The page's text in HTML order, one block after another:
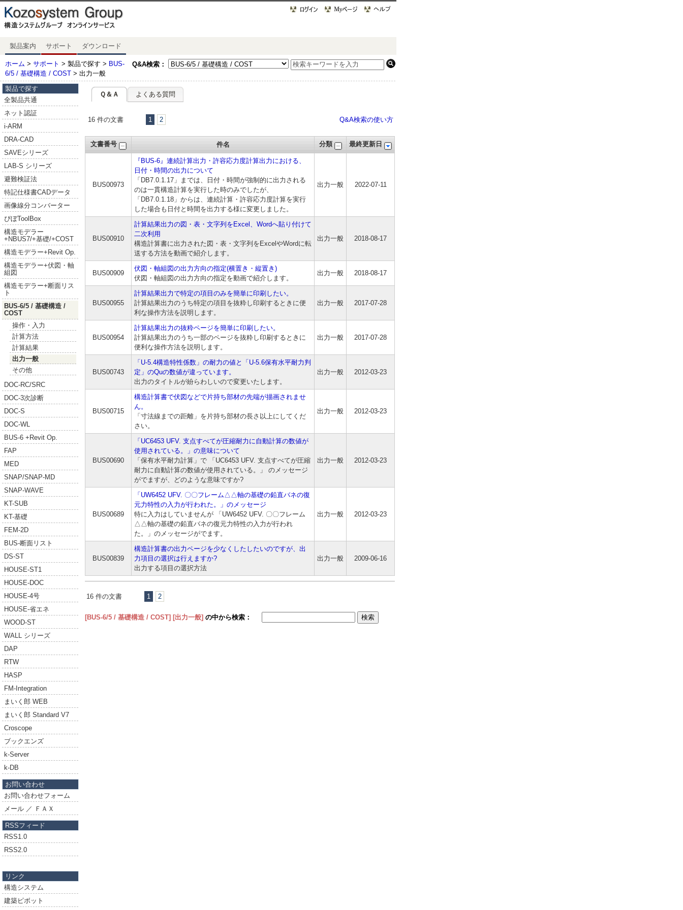
製品案内 サポート ダウンロード
Q&A検索：
ホーム > サポート > 製品で探す > BUS-
6/5 / 基礎構造 / COST > 出力一般
製品で探す
全製品共通
ネット認証
i-ARM
DRA-CAD
SAVEシリーズ
LAB-S シリーズ
避難検証法
特記仕様書CADデータ
画像線分コンバーター
ぴぼToolBox
構造モデラー
+NBUS7/+基礎/+COST
構造モデラー+Revit Op.
構造モデラー+伏図・軸
組図
構造モデラー+断面リス
ト
BUS-6/5 / 基礎構造 /
COST
操作・入力
計算方法
計算結果
出力一般
その他
DOC-RC/SRC
DOC-3次診断
DOC-S
DOC-WL
BUS-6 +Revit Op.
FAP
MED
SNAP/SNAP-MD
SNAP-WAVE
KT-SUB
KT-基礎
FEM-2D
BUS-断面リスト
DS-ST
HOUSE-ST1
HOUSE-DOC
HOUSE-4号
HOUSE-省エネ
WOOD-ST
WALL シリーズ
DAP
RTW
HASP
FM-Integration
まいく郎 WEB
まいく郎 Standard V7
Croscope
ブックエンズ
k-Server
k-DB
お問い合わせ
お問い合わせフォーム
メール ／ ＦＡＸ
RSSフィード
RSS1.0
RSS2.0
リンク
構造システム
建築ピボット
Ｑ＆Ａ よくある質問
16 件の文書 1 2 Q&A検索の使い方
文書番号 件名 分類 最終更新日
BUS00973
『BUS-6』連続計算出力・許容応力度計算出力における、
日付・時間の出力について
「DB7.0.1.17」までは、日付・時間が強制的に出力される
のは一貫構造計算を実行した時のみでしたが、
「DB7.0.1.18」からは、連続計算・許容応力度計算を実行
した場合も日付と時間を出力する様に変更しました。
出力一般 2022-07-11
BUS00910
計算結果出力の図・表・文字列をExcel、Wordへ貼り付けて
二次利用
構造計算書に出力された図・表・文字列をExcelやWordに転
送する方法を動画で紹介します。
出力一般 2018-08-17
BUS00909
伏図・軸組図の出力方向の指定(横置き・縦置き)
伏図・軸組図の出力方向の指定を動画で紹介します。
出力一般 2018-08-17
BUS00955
計算結果出力で特定の項目のみを簡単に印刷したい。
計算結果出力のうち特定の項目を抜粋し印刷するときに便
利な操作方法を説明します。
出力一般 2017-07-28
BUS00954
計算結果出力の抜粋ページを簡単に印刷したい。
計算結果出力のうち一部のページを抜粋し印刷するときに
便利な操作方法を説明します。
出力一般 2017-07-28
BUS00743
「U-5.4構造特性係数」の耐力の値と「U-5.6保有水平耐力判
定」のQuの数値が違っています。
出力のタイトルが紛らわしいので変更いたします。
出力一般 2012-03-23
BUS00715
構造計算書で伏図などで片持ち部材の先端が描画されませ
ん。
「寸法線までの距離」を片持ち部材の長さ以上にしてくだ
さい。
出力一般 2012-03-23
BUS00690
「UC6453 UFV. 支点すべてが圧縮耐力に自動計算の数値が
使用されている。」の意味について
「保有水平耐力計算」で 「UC6453 UFV. 支点すべてが圧縮
耐力に自動計算の数値が使用されている。」 のメッセージ
がでますが、どのような意味ですか?
出力一般 2012-03-23
BUS00689
「UW6452 UFV. 〇〇フレーム△△軸の基礎の鉛直バネの復
元力特性の入力が行われた。」のメッセージ
特に入力はしていませんが 「UW6452 UFV. 〇〇フレーム
△△軸の基礎の鉛直バネの復元力特性の入力が行われ
た。」のメッセージがでます。
出力一般 2012-03-23
BUS00839
構造計算書の出力ページを少なくしたしたいのですが、出
力項目の選択は行えますか?
出力する項目の選択方法
出力一般 2009-06-16
16 件の文書 1 2
[BUS-6/5 / 基礎構造 / COST] [出力一般] の中から検索：